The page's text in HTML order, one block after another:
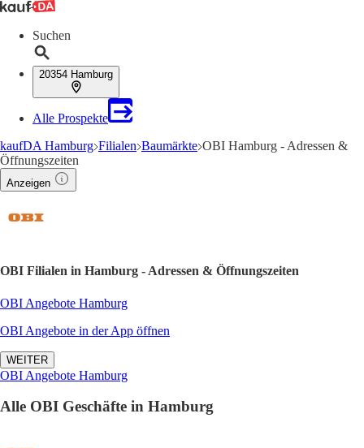
Suchen
20354 Hamburg
Alle Prospekte
kaufDA Hamburg Filialen Baumärkte OBI Hamburg - Adressen &
Öffnungszeiten
Anzeigen
OBI Filialen in Hamburg - Adressen & Öffnungszeiten
OBI Angebote Hamburg
OBI Angebote in der App öffnen
WEITER
OBI Angebote Hamburg
Alle OBI Geschäfte in Hamburg